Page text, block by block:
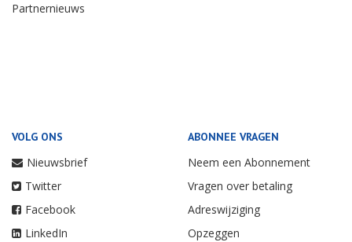
Partnernieuws
VOLG ONS
Nieuwsbrief
Twitter
Facebook
LinkedIn
ABONNEE VRAGEN
Neem een Abonnement
Vragen over betaling
Adreswijziging
Opzeggen